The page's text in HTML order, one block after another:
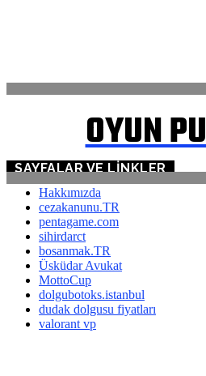
OYUN
SAYFALAR VE LINKLER
Hakkımızda
cezakanunu.TR
pentagame.com
sihirdarct
bosanmak.TR
Üsküdar Avukat
MottoCup
dolgubotoks.istanbul
dudak dolgusu fiyatları
valorant vp